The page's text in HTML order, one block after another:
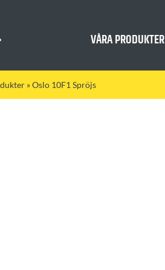
VÅRA PRODUKTER
»Oslo 10F1 Spröjs